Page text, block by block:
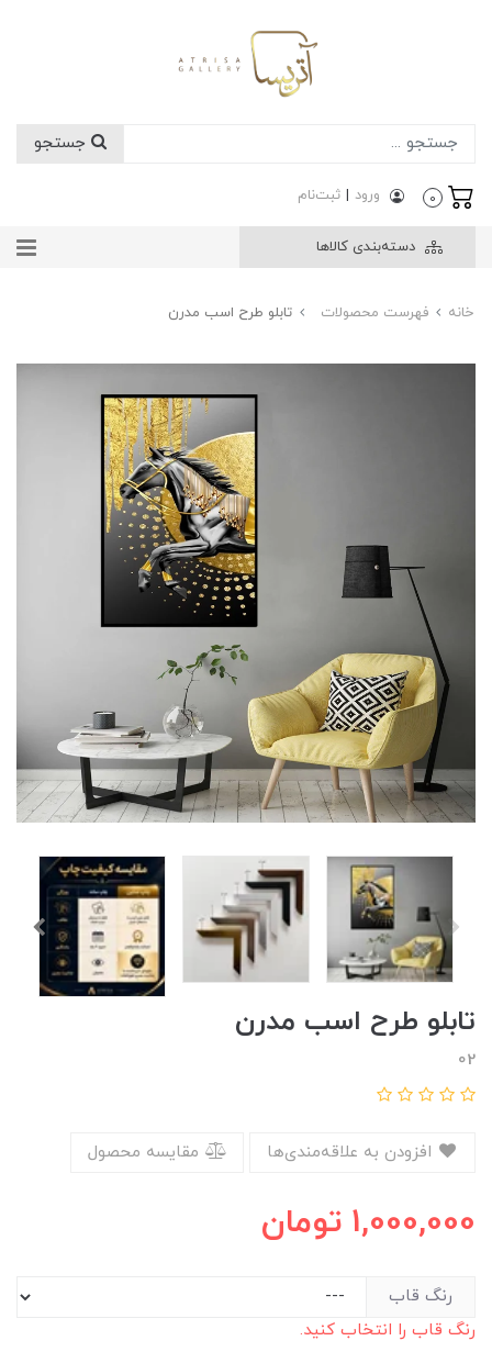
0 ورود | ثبت‌نام
دسته‌بندی کالاها
خانه فهرست محصولات تابلو طرح اسب مدرن
تابلو طرح اسب مدرن
02
مقایسه محصول
1,000,000 تومان
رنگ قاب
رنگ قاب را انتخاب کنید.